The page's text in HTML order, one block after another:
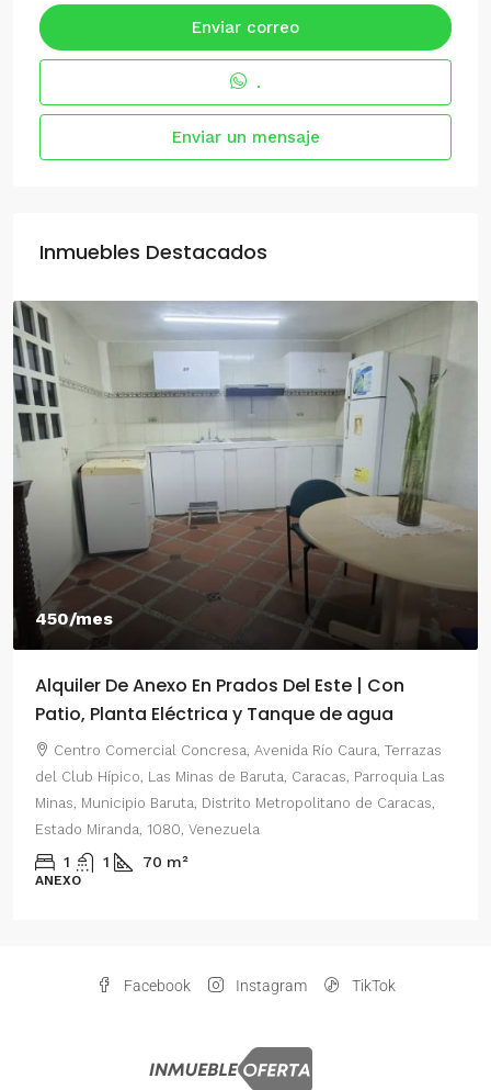
Enviar correo
.
Enviar un mensaje
Inmuebles Destacados
450/mes
Alquiler De Anexo En Prados Del Este | Con
Patio, Planta Eléctrica y Tanque de agua
Centro Comercial Concresa, Avenida Río Caura, Terrazas
del Club Hípico, Las Minas de Baruta, Caracas, Parroquia Las
Minas, Municipio Baruta, Distrito Metropolitano de Caracas,
Estado Miranda, 1080, Venezuela
1 1 70 m²
ANEXO
Facebook Instagram TikTok